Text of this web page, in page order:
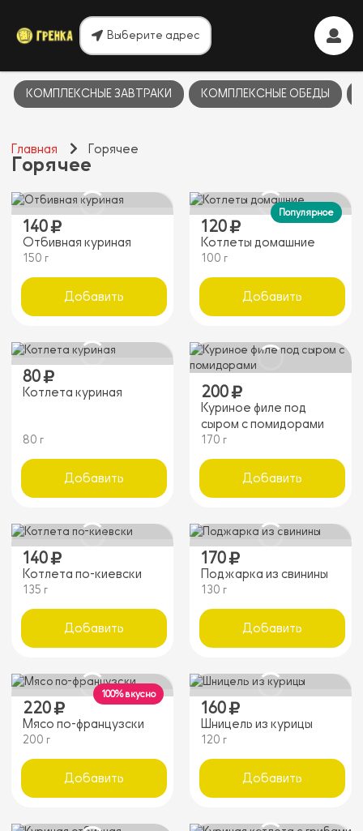
Выберите адрес
КОМПЛЕКСНЫЕ ЗАВТРАКИ КОМПЛЕКСНЫЕ ОБЕДЫ
Главная Горячее
Горячее
140
Отбивная куриная
150 г
Добавить
120
Котлеты домашние
100 г
Добавить
Популярное
80
Котлета куриная
80 г
Добавить
200
Куриное филе под
сыром с помидорами
170 г
Добавить
140
Котлета по-киевски
135 г
Добавить
170
Поджарка из свинины
130 г
Добавить
220
Мясо по-французски
200 г
Добавить
100% вкусно
160
Шницель из курицы
120 г
Добавить